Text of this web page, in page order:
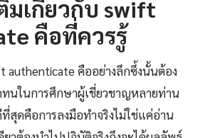
มเกี่ยวกับ swift
คือที่ควรรู้
authenticate คืออย่างลึกซึ้งนั้นต้อง
ทนในการศึกษาผู้เชี่ยวชาญหลายท่าน
สุดคือการลงมือทำจริงไม่ใช่แค่อ่าน